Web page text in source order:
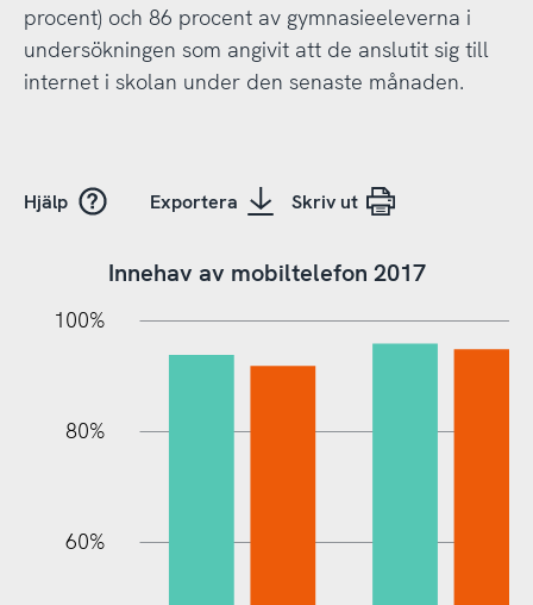
procent) och 86 procent av gymnasieeleverna i
undersökningen som angivit att de anslutit sig till
internet i skolan under den senaste månaden.
Hjälp Exportera Skriv ut
Innehav av mobiltelefon 2017
100%
80%
60%